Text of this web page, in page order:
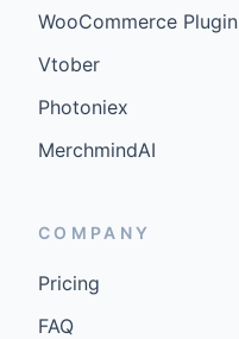
WooCommerce Plugin
Vtober
Photoniex
MerchmindAI
COMPANY
Pricing
FAQ